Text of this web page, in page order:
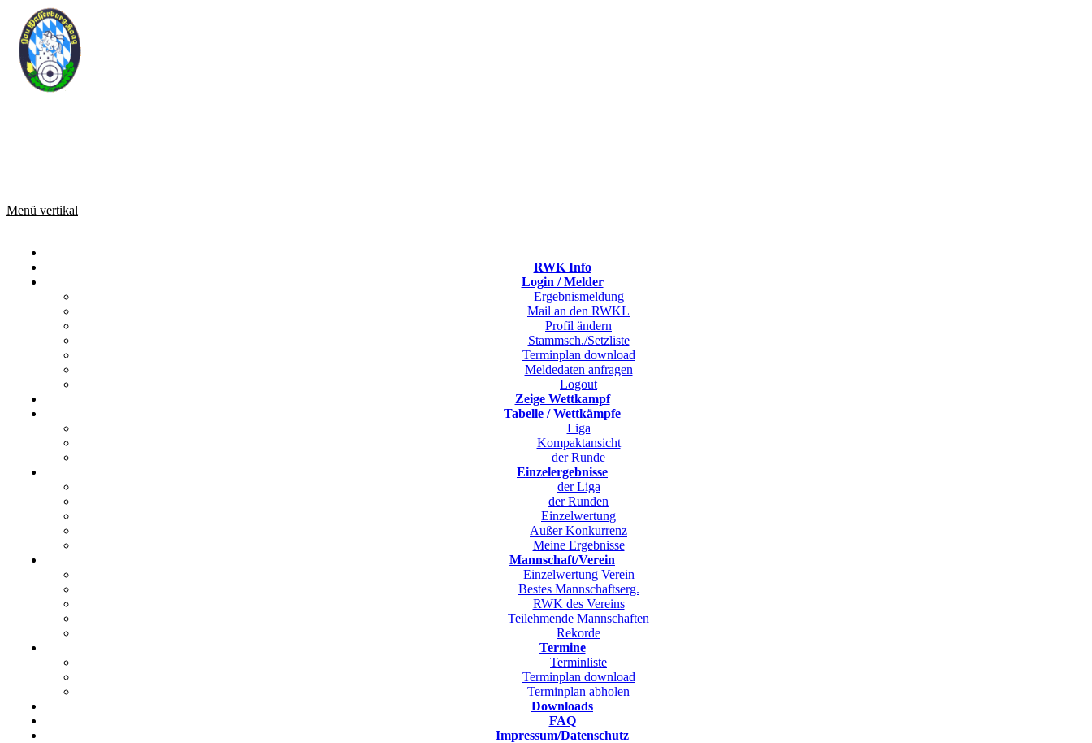
Menü vertikal
RWK Info
Login / Melder
Ergebnismeldung
Mail an den RWKL
Profil ändern
Stammsch./Setzliste
Terminplan download
Meldedaten anfragen
Logout
Zeige Wettkampf
Tabelle / Wettkämpfe
Liga
Kompaktansicht
der Runde
Einzelergebnisse
der Liga
der Runden
Einzelwertung
Außer Konkurrenz
Meine Ergebnisse
Mannschaft/Verein
Einzelwertung Verein
Bestes Mannschaftserg.
RWK des Vereins
Teilehmende Mannschaften
Rekorde
Termine
Terminliste
Terminplan download
Terminplan abholen
Downloads
FAQ
Impressum/Datenschutz